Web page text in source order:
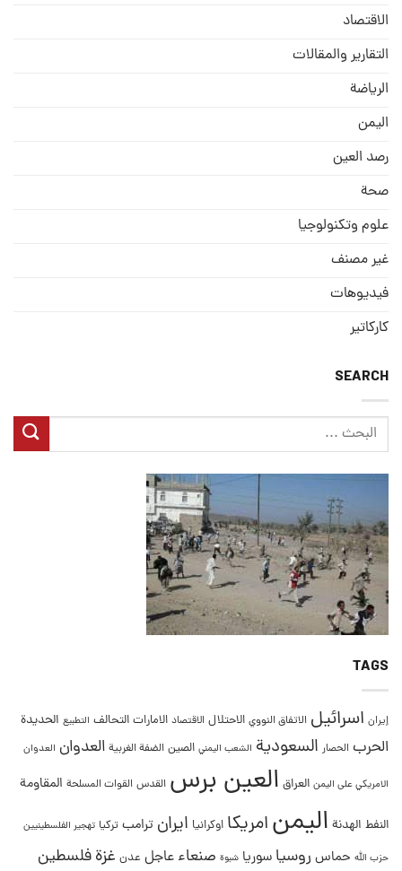
الاقتصاد
التقارير والمقالات
الریاضة
الیمن
رصد العین
صحة
علوم وتكنولوجيا
غير مصنف
فيديوهات
كاركاتير
SEARCH
TAGS
إيران اسرائيل الاتفاق النووي الاحتلال الاقتصاد الامارات التحالف التطبيع الحديدة
الحرب الحصار السعودية الشعب اليمني الصين الضفة الغربية العدوان العدوان
الامريكي على اليمن العراق العين برس القدس القوات المسلحة المقاومة
النفط الهدنة اليمنامريكا اوكرانيا ايران ترامب تركيا تهجير الفلسطينيين
حزب الله حماس روسيا سوريا شبوة صنعاء عاجل عدن غزةفلسطين